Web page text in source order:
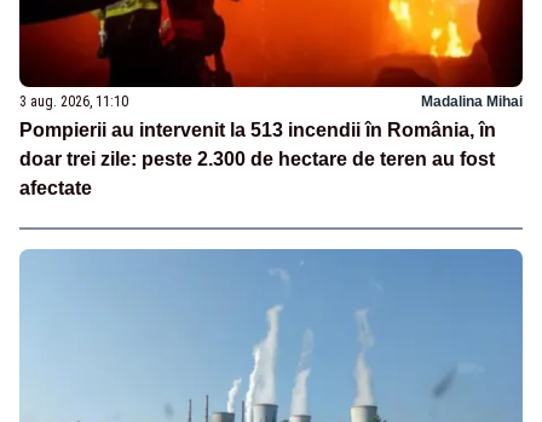
3 aug. 2026, 11:10 Madalina Mihai
Pompierii au intervenit la 513 incendii în România, în
doar trei zile: peste 2.300 de hectare de teren au fost
afectate